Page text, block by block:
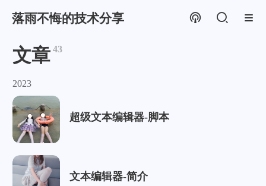
落雨不悔的技术分享
文章 43
2023
超级文本编辑器-脚本
文本编辑器-简介